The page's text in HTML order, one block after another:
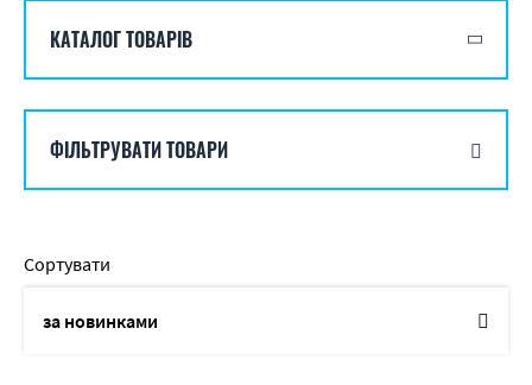
КАТАЛОГ ТОВАРІВ
ФІЛЬТРУВАТИ ТОВАРИ
Сортувати
за новинками